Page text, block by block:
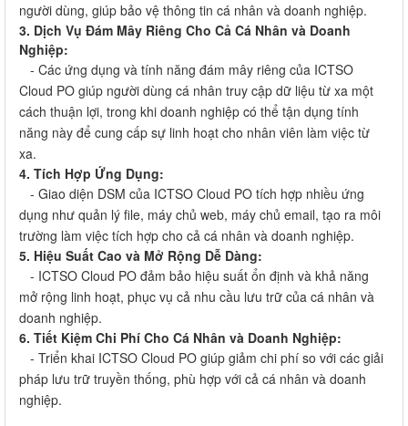
người dùng, giúp bảo vệ thông tin cá nhân và doanh nghiệp.
3. Dịch Vụ Đám Mây Riêng Cho Cả Cá Nhân và Doanh
Nghiệp:
- Các ứng dụng và tính năng đám mây riêng của ICTSO
Cloud PO giúp người dùng cá nhân truy cập dữ liệu từ xa một
cách thuận lợi, trong khi doanh nghiệp có thể tận dụng tính
năng này để cung cấp sự linh hoạt cho nhân viên làm việc từ
xa.
4. Tích Hợp Ứng Dụng:
- Giao diện DSM của ICTSO Cloud PO tích hợp nhiều ứng
dụng như quản lý file, máy chủ web, máy chủ email, tạo ra môi
trường làm việc tích hợp cho cả cá nhân và doanh nghiệp.
5. Hiệu Suất Cao và Mở Rộng Dễ Dàng:
- ICTSO Cloud PO đảm bảo hiệu suất ổn định và khả năng
mở rộng linh hoạt, phục vụ cả nhu cầu lưu trữ của cá nhân và
doanh nghiệp.
6. Tiết Kiệm Chi Phí Cho Cá Nhân và Doanh Nghiệp:
- Triển khai ICTSO Cloud PO giúp giảm chi phí so với các giải
pháp lưu trữ truyền thống, phù hợp với cả cá nhân và doanh
nghiệp.